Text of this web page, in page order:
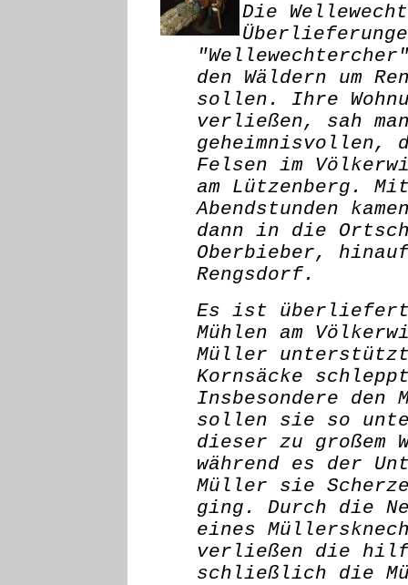
Die
den Wäldern um
sollen. Ihre
verließen, sah
geheimnisvollen,
Felsen im
am Lützenberg.
Abendstunden
dann in die
Oberbieber,
Rengsdorf.
Es ist
Mühlen am
Müller
Kornsäcke
Insbesondere den
sollen sie so
dieser zu großem
während es der
Müller sie
ging. Durch die
eines
verließen die
schließlich die